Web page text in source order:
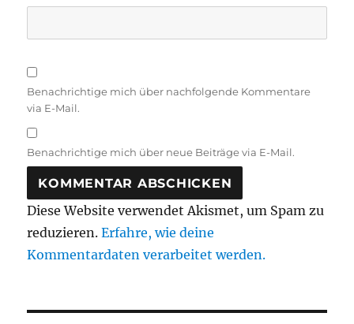
Benachrichtige mich über nachfolgende Kommentare
via E-Mail.
Benachrichtige mich über neue Beiträge via E-Mail.
Diese Website verwendet Akismet, um Spam zu
reduzieren.Erfahre, wie deine
Kommentardaten verarbeitet werden.